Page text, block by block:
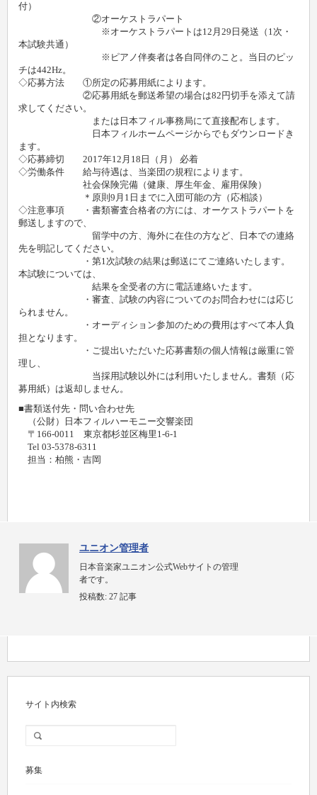
付）
②オーケストラパート
※オーケストラパートは12月29日発送（1次・
本試験共通）
※ピアノ伴奏者は各自同伴のこと。当日のピッ
チは442Hz。
◇応募方法 ①所定の応募用紙によります。
②応募用紙を郵送希望の場合は82円切手を添えて請
求してください。
または日本フィル事務局にて直接配布します。
日本フィルホームページからでもダウンロードき
ます。
◇応募締切 2017年12月18日（月） 必着
◇労働条件 給与待遇は、当楽団の規程によります。
社会保険完備（健康、厚生年金、雇用保険）
＊原則9月1日までに入団可能の方（応相談）
◇注意事項 ・書類審査合格者の方には、オーケストラパートを
郵送しますので、
留学中の方、海外に在住の方など、日本での連絡
先を明記してください。
・第1次試験の結果は郵送にてご連絡いたします。
本試験については、
結果を全受者の方に電話連絡いたます。
・審査、試験の内容についてのお問合わせには応じ
られません。
・オーディション参加のための費用はすべて本人負
担となります。
・ご提出いただいた応募書類の個人情報は厳重に管
理し、
当採用試験以外には利用いたしません。書類（応
募用紙）は返却しません。
■書類送付先・問い合わせ先
（公財）日本フィルハーモニー交響楽団
〒166-0011 東京都杉並区梅里1-6-1
Tel 03-5378-6311
担当：柏熊・吉岡
ユニオン管理者
日本音楽家ユニオン公式Webサイトの管理
者です。
投稿数: 27 記事
サイト内検索
募集